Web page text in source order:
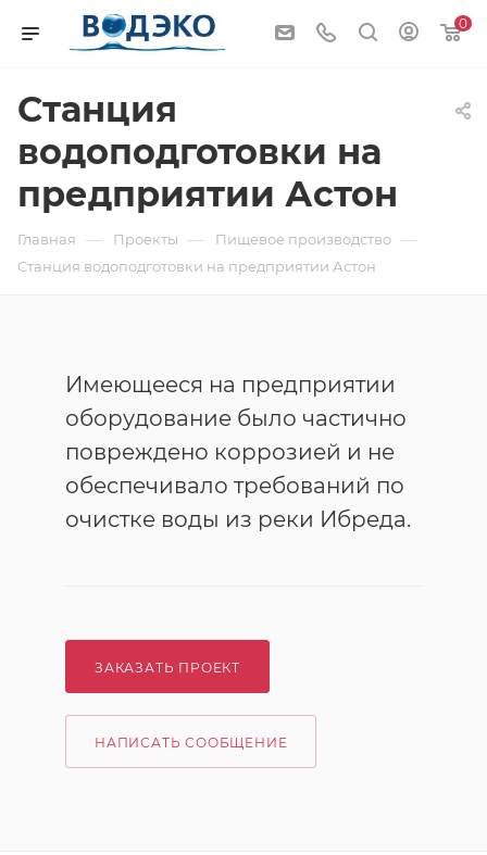
0
Cтанция
водоподготовки на
предприятии Астон
Главная — Проекты — Пищевое производство —
Cтанция водоподготовки на предприятии Астон
Имеющееся на предприятии
оборудование было частично
повреждено коррозией и не
обеспечивало требований по
очистке воды из реки Ибреда.
ЗАКАЗАТЬ ПРОЕКТ
НАПИСАТЬ СООБЩЕНИЕ